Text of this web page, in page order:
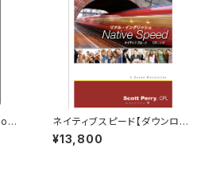
ネイティブスピード【ダウンロー
ド版】
¥13,800